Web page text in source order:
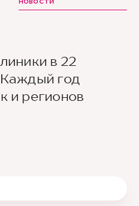
в 22
год
и регионов